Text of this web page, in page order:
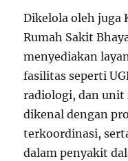
Dikelola oleh juga
Rumah Sakit
menyediakan
fasilitas seperti
radiologi, dan unit
dikenal dengan
terkoordinasi,
dalam penyakit